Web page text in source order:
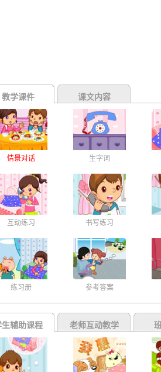
教学课件 课文内容
情景对话 生字词
互动练习 书写练习
练习册 参考答案
生辅助课程 老师互动教学